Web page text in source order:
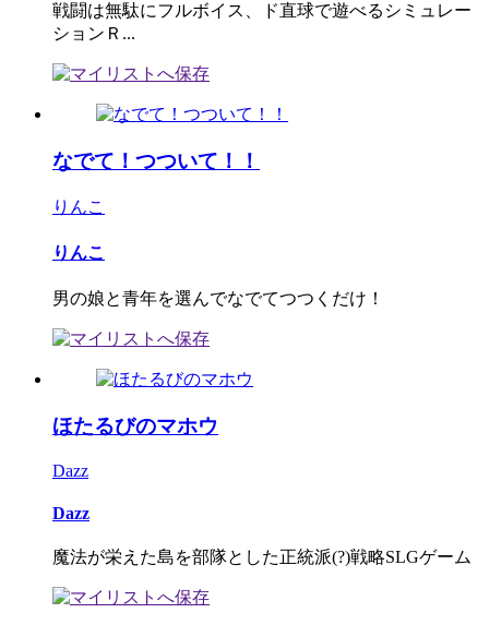
戦闘は無駄にフルボイス、ド直球で遊べるシミュレー
ションＲ...
なでて！つついて！！
りんこ
りんこ
男の娘と青年を選んでなでてつつくだけ！
ほたるびのマホウ
Dazz
Dazz
魔法が栄えた島を部隊とした正統派(?)戦略SLGゲーム